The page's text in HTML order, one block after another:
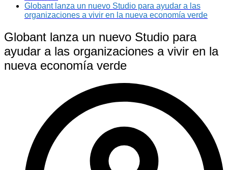
Globant lanza un nuevo Studio para ayudar a las
organizaciones a vivir en la nueva economía verde
Globant lanza un nuevo Studio para
ayudar a las organizaciones a vivir en la
nueva economía verde